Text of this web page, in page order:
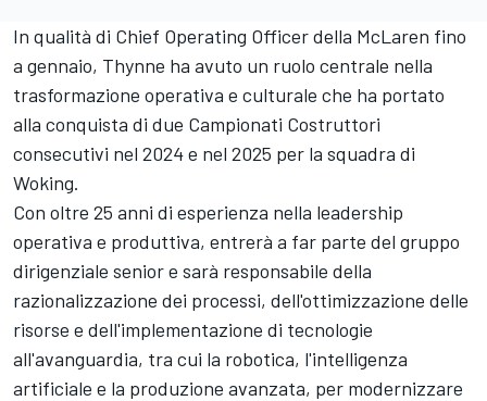
In qualità di Chief Operating Officer della McLaren fino
a gennaio, Thynne ha avuto un ruolo centrale nella
trasformazione operativa e culturale che ha portato
alla conquista di due Campionati Costruttori
consecutivi nel 2024 e nel 2025 per la squadra di
Woking.
Con oltre 25 anni di esperienza nella leadership
operativa e produttiva, entrerà a far parte del gruppo
dirigenziale senior e sarà responsabile della
razionalizzazione dei processi, dell'ottimizzazione delle
risorse e dell'implementazione di tecnologie
all'avanguardia, tra cui la robotica, l'intelligenza
artificiale e la produzione avanzata, per modernizzare